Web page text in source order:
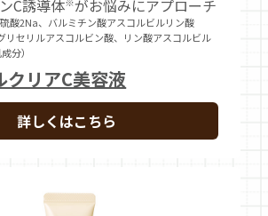
C誘導体 がお悩みにアプローチ
酸2Na、バルミチン酸アスコルビルリン酸
リセリルアスコルビン酸、リン酸アスコルビル
分）
クリアC美容液
詳しくはこちら